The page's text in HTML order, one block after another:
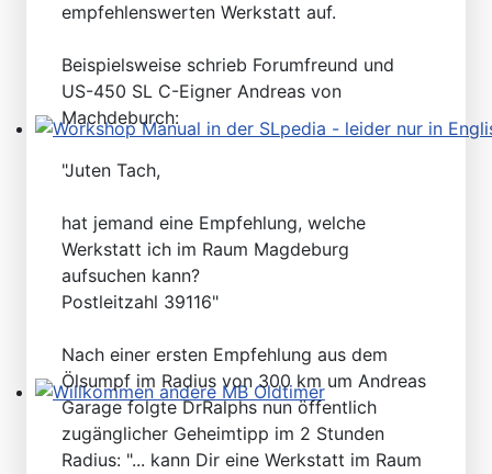
Willkommen andere MB Oldtimer
empfehlenswerten Werkstatt auf.
Beispielsweise schrieb Forumfreund und
US-450 SL C-Eigner Andreas von
Machdeburch:
"Juten Tach,
hat jemand eine Empfehlung, welche
Werkstatt ich im Raum Magdeburg
aufsuchen kann?
Postleitzahl 39116"
Nach einer ersten Empfehlung aus dem
Ölsumpf im Radius von 300 km um Andreas
Garage folgte DrRalphs nun öffentlich
zugänglicher Geheimtipp im 2 Stunden
Radius: "... kann Dir eine Werkstatt im Raum